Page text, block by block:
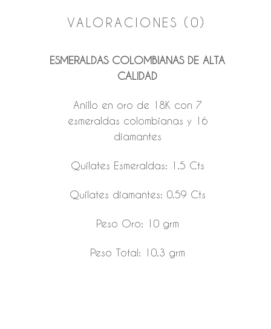
VALORACIONES (0)
ESMERALDAS COLOMBIANAS DE ALTA
CALIDAD
Anillo en oro de 18K con 7
esmeraldas colombianas y 16
diamantes
Quilates Esmeraldas: 1.5 Cts
Quilates diamantes: 0.59 Cts
Peso Oro: 10 grm
Peso Total: 10.3 grm